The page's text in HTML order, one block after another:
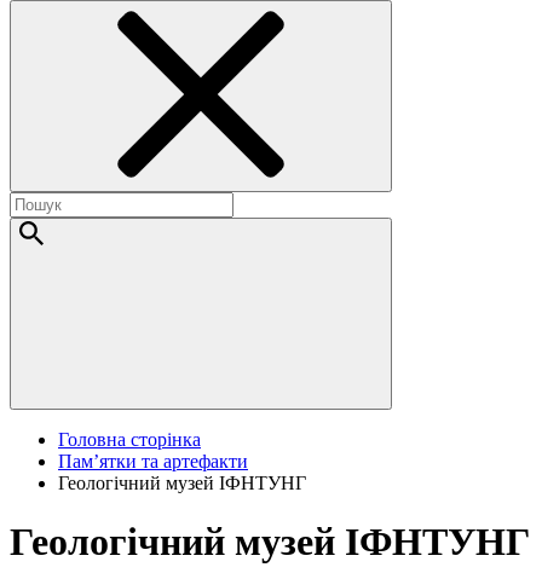
Головна сторінка
Пам’ятки та артефакти
Геологічний музей ІФНТУНГ
Геологічний музей ІФНТУНГ